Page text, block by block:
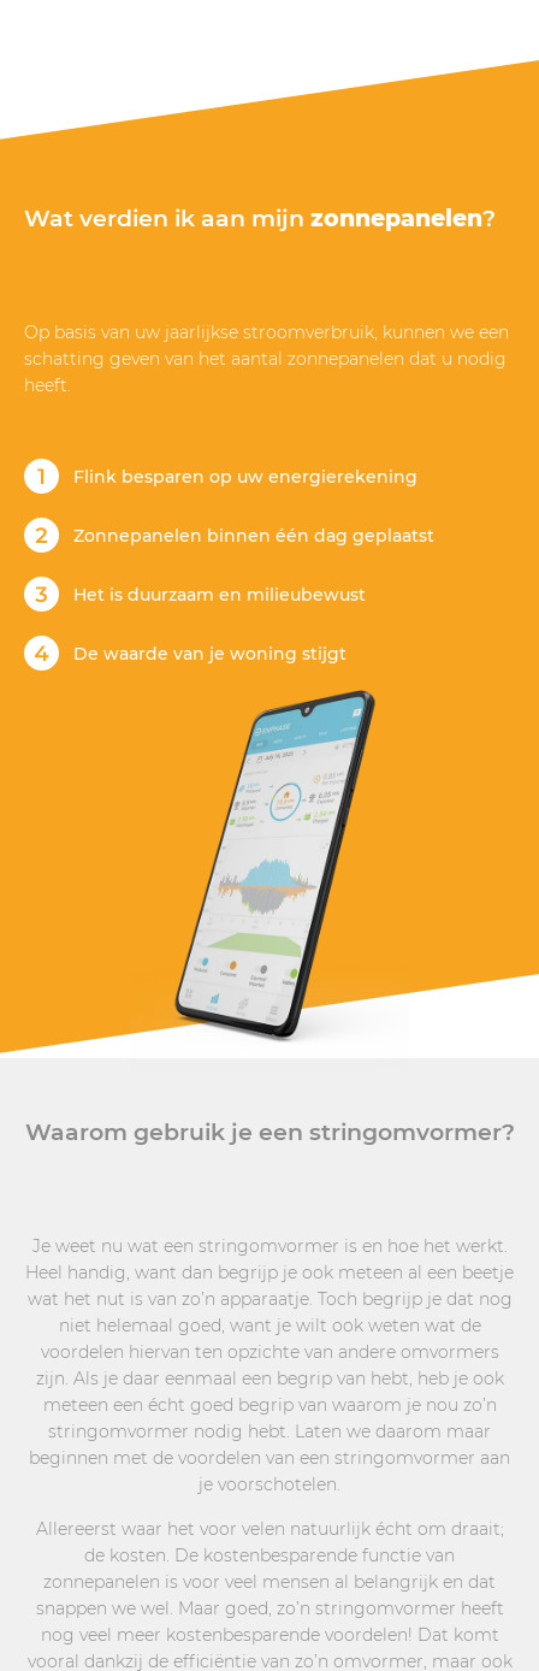
op korte termijn panelen te bestellen en te laten
installeren met wachttijden van soms meer dan 6
maanden, zijn de 5 sterren dik verdiend door
Wat verdien ik aan mijn zonnepanelen?
Op basis van uw jaarlijkse stroomverbruik, kunnen we een
schatting geven van het aantal zonnepanelen dat u nodig
heeft.
Flink besparen op uw energierekening
Zonnepanelen binnen één dag geplaatst
Het is duurzaam en milieubewust
De waarde van je woning stijgt
Waarom gebruik je een stringomvormer?
Je weet nu wat een stringomvormer is en hoe het werkt.
Heel handig, want dan begrijp je ook meteen al een beetje
wat het nut is van zo’n apparaatje. Toch begrijp je dat nog
niet helemaal goed, want je wilt ook weten wat de
voordelen hiervan ten opzichte van andere omvormers
zijn. Als je daar eenmaal een begrip van hebt, heb je ook
meteen een écht goed begrip van waarom je nou zo’n
stringomvormer nodig hebt. Laten we daarom maar
beginnen met de voordelen van een stringomvormer aan
je voorschotelen.
Allereerst waar het voor velen natuurlijk écht om draait;
de kosten. De kostenbesparende functie van
zonnepanelen is voor veel mensen al belangrijk en dat
snappen we wel. Maar goed, zo’n stringomvormer heeft
nog veel meer kostenbesparende voordelen! Dat komt
vooral dankzij de efficiëntie van zo’n omvormer, maar ook